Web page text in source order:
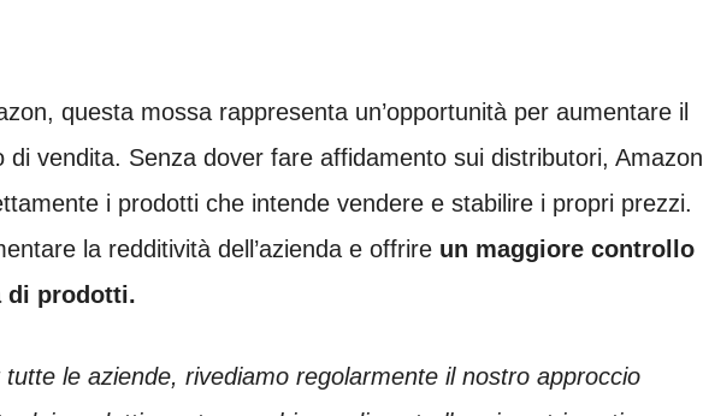
questa mossa rappresenta un’opportunità per aumentare il
di vendita. Senza dover fare affidamento sui distributori, Amazon
i prodotti che intende vendere e stabilire i propri prezzi.
la redditività dell’azienda e offrire un maggiore controllo
di prodotti.
tutte le aziende, rivediamo regolarmente il nostro approccio